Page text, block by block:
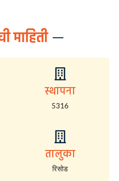
माहिती
स्थापना
5316
तालुका
रिसोड